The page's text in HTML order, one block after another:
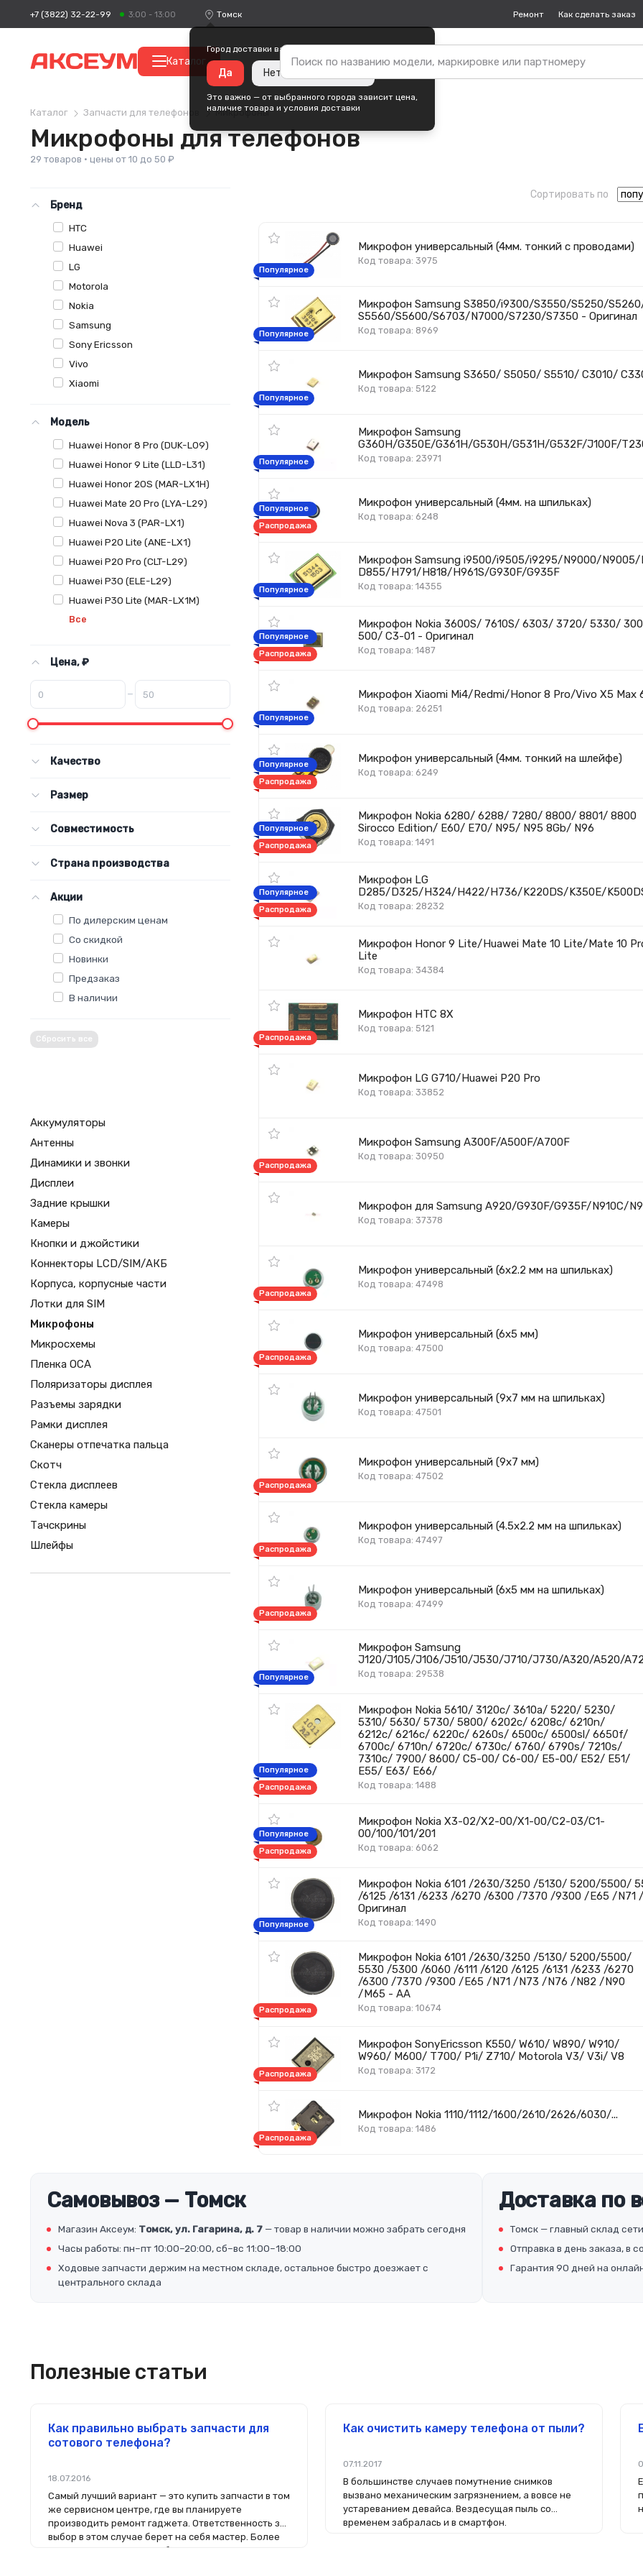
+7 (3822) 32-22-99 3:00 - 13:00 Томск
Город доставки ваших покупок —
Да Нет, изменить город
Это важно — от выбранного города зависит цена,
наличие товара и условия доставки
Ремонт Как сделать заказ
Каталог
Каталог Запчасти для телефонов Микрофоны
Микрофоны для телефонов
29 товаров · цены от 10 до 50 ₽
Бренд
HTC
Huawei
LG
Motorola
Nokia
Samsung
Sony Ericsson
Vivo
Xiaomi
Модель
Huawei Honor 8 Pro (DUK-L09)
Huawei Honor 9 Lite (LLD-L31)
Huawei Honor 20S (MAR-LX1H)
Huawei Mate 20 Pro (LYA-L29)
Huawei Nova 3 (PAR-LX1)
Huawei P20 Lite (ANE-LX1)
Huawei P20 Pro (CLT-L29)
Huawei P30 (ELE-L29)
Huawei P30 Lite (MAR-LX1M)
Все
Цена, ₽
–
Качество
Размер
Совместимость
Страна производства
Акции
По дилерским ценам
Со скидкой
Новинки
Предзаказ
В наличии
Сбросить все
Аккумуляторы
Антенны
Динамики и звонки
Дисплеи
Задние крышки
Камеры
Кнопки и джойстики
Коннекторы LCD/SIM/АКБ
Корпуса, корпусные части
Лотки для SIM
Микрофоны
Микросхемы
Пленка OCA
Поляризаторы дисплея
Разъемы зарядки
Рамки дисплея
Сканеры отпечатка пальца
Скотч
Стекла дисплеев
Стекла камеры
Тачскрины
Шлейфы
Сортировать по
Микрофон универсальный (4мм. тонкий с проводами)
Код товара: 3975
Популярное
Микрофон Samsung S3850/i9300/S3550/S5250/
S5560/S5600/S6703/N7000/S7230/S7350 - Оригинал
Код товара: 8969
Популярное
Микрофон Samsung S3650/ S5050/ S5510/ C3010/
Код товара: 5122
Популярное
Микрофон Samsung
G360H/G350E/G361H/G530H/G531H/G532F/J100F/
Код товара: 23971
Популярное
Микрофон универсальный (4мм. на шпильках)
Код товара: 6248
Популярное
Распродажа
Микрофон Samsung i9500/i9505/i9295/N9000/N9005/
D855/H791/H818/H961S/G930F/G935F
Код товара: 14355
Популярное
Микрофон Nokia 3600S/ 7610S/ 6303/ 3720/ 5330/
500/ C3-01 - Оригинал
Код товара: 1487
Популярное
Распродажа
Микрофон Xiaomi Mi4/Redmi/Honor 8 Pro/Vivo X5 Max
Код товара: 26251
Популярное
Микрофон универсальный (4мм. тонкий на шлейфе)
Код товара: 6249
Популярное
Распродажа
Микрофон Nokia 6280/ 6288/ 7280/ 8800/ 8801/ 8800
Sirocco Edition/ E60/ E70/ N95/ N95 8Gb/ N96
Код товара: 1491
Популярное
Распродажа
Микрофон LG
D285/D325/H324/H422/H736/K220DS/K350E/
Код товара: 28232
Популярное
Распродажа
Микрофон Honor 9 Lite/Huawei Mate 10 Lite/Mate 10
Lite
Код товара: 34384
Микрофон HTC 8X
Код товара: 5121
Распродажа
Микрофон LG G710/Huawei P20 Pro
Код товара: 33852
Микрофон Samsung A300F/A500F/A700F
Код товара: 30950
Распродажа
Микрофон для Samsung A920/G930F/G935F/N910C/
Код товара: 37378
Микрофон универсальный (6х2.2 мм на шпильках)
Код товара: 47498
Распродажа
Микрофон универсальный (6х5 мм)
Код товара: 47500
Распродажа
Микрофон универсальный (9х7 мм на шпильках)
Код товара: 47501
Микрофон универсальный (9х7 мм)
Код товара: 47502
Распродажа
Микрофон универсальный (4.5х2.2 мм на шпильках)
Код товара: 47497
Распродажа
Микрофон универсальный (6х5 мм на шпильках)
Код товара: 47499
Распродажа
Микрофон Samsung
J120/J105/J106/J510/J530/J710/J730/A320/A520/
Код товара: 29538
Популярное
Микрофон Nokia 5610/ 3120с/ 3610a/ 5220/ 5230/
5310/ 5630/ 5730/ 5800/ 6202c/ 6208c/ 6210n/
6212c/ 6216c/ 6220c/ 6260s/ 6500c/ 6500sl/ 6650f/
6700c/ 6710n/ 6720с/ 6730с/ 6760/ 6790s/ 7210s/
7310c/ 7900/ 8600/ C5-00/ C6-00/ E5-00/ E52/ E51/
E55/ E63/ E66/
Код товара: 1488
Популярное
Распродажа
Микрофон Nokia X3-02/X2-00/X1-00/C2-03/C1-
00/100/101/201
Код товара: 6062
Популярное
Распродажа
Микрофон Nokia 6101 /2630/3250 /5130/ 5200/5500/
/6125 /6131 /6233 /6270 /6300 /7370 /9300 /E65 /
Оригинал
Код товара: 1490
Популярное
Микрофон Nokia 6101 /2630/3250 /5130/ 5200/5500/
5530 /5300 /6060 /6111 /6120 /6125 /6131 /6233 /6270
/6300 /7370 /9300 /E65 /N71 /N73 /N76 /N82 /N90
/M65 - AA
Код товара: 10674
Распродажа
Микрофон SonyEricsson K550/ W610/ W890/ W910/
W960/ M600/ T700/ P1i/ Z710/ Motorola V3/ V3i/ V8
Код товара: 3172
Распродажа
Микрофон Nokia 1110/1112/1600/2610/2626/6030/...
Код товара: 1486
Распродажа
Самовывоз — Томск
Магазин Аксеум: Томск, ул. Гагарина, д. 7 — товар в наличии можно забрать сегодня
Часы работы: пн–пт 10:00–20:00, сб–вс 11:00–18:00
Ходовые запчасти держим на местном складе, остальное быстро доезжает с
центрального склада
Доставка по
Томск — главный склад
Отправка в день заказа, в
Гарантия 90 дней на
Полезные статьи
Как правильно выбрать запчасти для
сотового телефона?
18.07.2016
Самый лучший вариант — это купить запчасти в том
же сервисном центре, где вы планируете
производить ремонт гаджета. Ответственность за
выбор в этом случае берет на себя мастер. Более
того, на комплектующие будет распространяться
Как очистить камеру телефона от пыли?
07.11.2017
В большинстве случаев помутнение снимков
вызвано механическим загрязнением, а вовсе не
устареванием девайса. Вездесущая пыль со
временем забралась и в смартфон.